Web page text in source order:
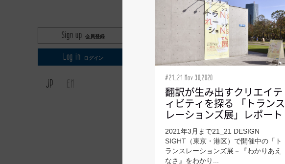
Sign up 会員登録
Log in ログイン
JP #21_21 Nov 30,2020
翻訳が生み出すクリエイテ
ィビティを探る 「トランス
レーションズ展」レポート
2021年3月まで21_21 DESIGN
SIGHT（東京・港区）で開催中の「ト
ランスレーションズ展－『わかりあえ
なさ』をわかり...